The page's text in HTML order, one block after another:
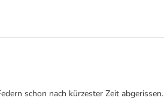
schon nach kürzester Zeit abgerissen.